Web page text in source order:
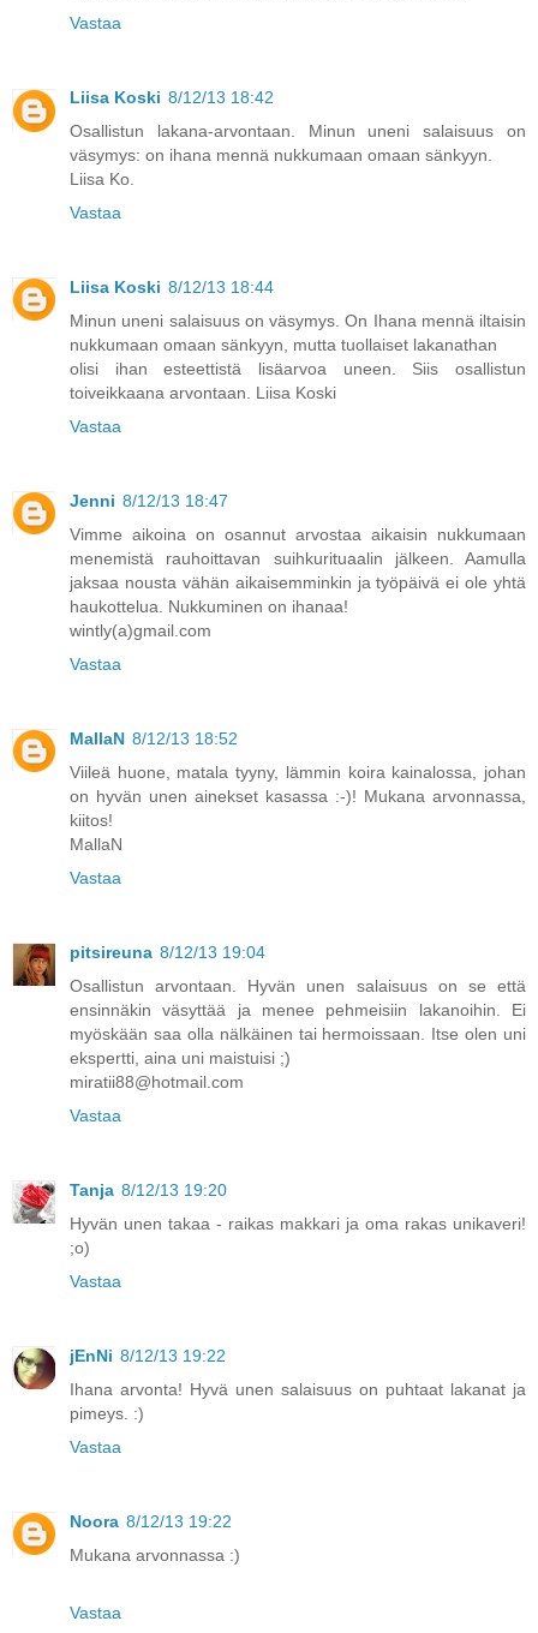
Vastaa
Liisa Koski 8/12/13 18:42
Osallistun lakana-arvontaan. Minun uneni salaisuus on
väsymys: on ihana mennä nukkumaan omaan sänkyyn.
Liisa Ko.
Vastaa
Liisa Koski 8/12/13 18:44
Minun uneni salaisuus on väsymys. On Ihana mennä iltaisin
nukkumaan omaan sänkyyn, mutta tuollaiset lakanathan
olisi ihan esteettistä lisäarvoa uneen. Siis osallistun
toiveikkaana arvontaan. Liisa Koski
Vastaa
Jenni 8/12/13 18:47
Vimme aikoina on osannut arvostaa aikaisin nukkumaan
menemistä rauhoittavan suihkurituaalin jälkeen. Aamulla
jaksaa nousta vähän aikaisemminkin ja työpäivä ei ole yhtä
haukottelua. Nukkuminen on ihanaa!
wintly(a)gmail.com
Vastaa
MallaN 8/12/13 18:52
Viileä huone, matala tyyny, lämmin koira kainalossa, johan
on hyvän unen ainekset kasassa :-)! Mukana arvonnassa,
kiitos!
MallaN
Vastaa
pitsireuna 8/12/13 19:04
Osallistun arvontaan. Hyvän unen salaisuus on se että
ensinnäkin väsyttää ja menee pehmeisiin lakanoihin. Ei
myöskään saa olla nälkäinen tai hermoissaan. Itse olen uni
ekspertti, aina uni maistuisi ;)
miratii88@hotmail.com
Vastaa
Tanja 8/12/13 19:20
Hyvän unen takaa - raikas makkari ja oma rakas unikaveri!
;o)
Vastaa
jEnNi 8/12/13 19:22
Ihana arvonta! Hyvä unen salaisuus on puhtaat lakanat ja
pimeys. :)
Vastaa
Noora 8/12/13 19:22
Mukana arvonnassa :)
Vastaa